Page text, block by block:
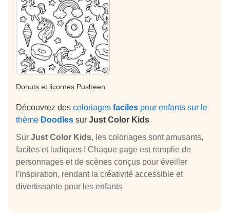
Donuts et licornes Pusheen
Découvrez des coloriages faciles pour enfants sur le
thème Doodles sur Just Color Kids
Sur Just Color Kids, les coloriages sont amusants,
faciles et ludiques ! Chaque page est remplie de
personnages et de scènes conçus pour éveiller
l'inspiration, rendant la créativité accessible et
divertissante pour les enfants